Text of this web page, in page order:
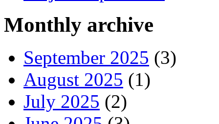
Monthly archive
September 2025 (3)
August 2025 (1)
July 2025 (2)